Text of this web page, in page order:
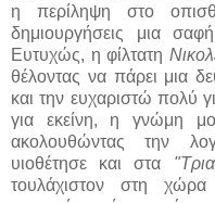
η περίληψη στο
δημιουργήσεις μια
Ευτυχώς, η φίλτατη
θέλοντας να πάρει μια
και την ευχαριστώ πολύ
για εκείνη, η γνώμη
ακολουθώντας την
υιοθέτησε και στα
τουλάχιστον στη